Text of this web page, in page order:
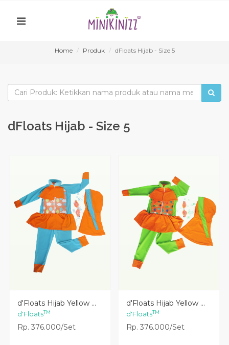
Home Produk dFloats Hijab - Size 5
dFloats Hijab - Size 5
Lihat Detail
d'Floats Hijab Yellow ...
d'FloatsTM
Rp. 376.000/Set
Lihat Detail
d'Floats Hijab Yellow ...
d'FloatsTM
Rp. 376.000/Set